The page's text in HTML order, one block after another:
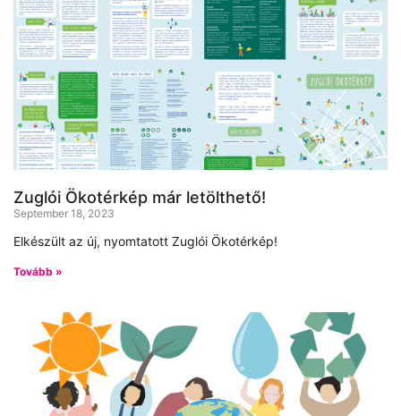
Zuglói Ökotérkép már letölthető!
September 18, 2023
Elkészült az új, nyomtatott Zuglói Ökotérkép!
Tovább »